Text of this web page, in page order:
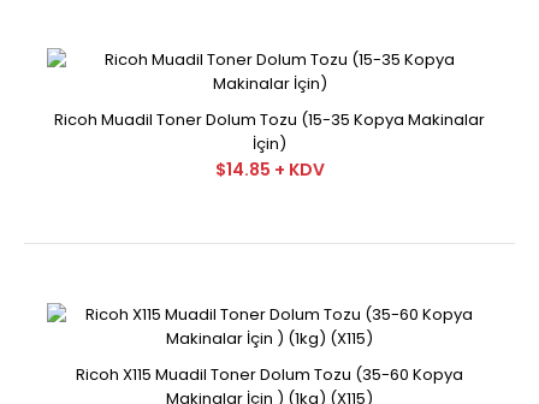
Ricoh Muadil Dolum Toner Tozu (135 COPY/PRO
1350|1357)Ricoh Muadil Dolum Toner Tozu (135 COPY/PRO
13..
Ricoh Muadil Toner Dolum Tozu (15-35 Kopya Makinalar
Ricoh Muadil Toner Dolum Tozu (15-35 Kopya Makinalar
İçin)
$14.85 + KDV
Ricoh X115 Muadil Toner Dolum Tozu (35-60 Kopya
Makinalar İçin ) (1kg) (X115)